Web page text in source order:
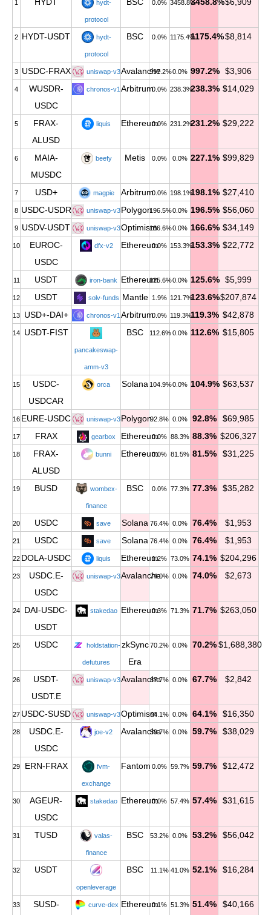
1 hydt-
protocol
0.0% 3458.8%
2 HYDT-USDT hydt-
protocol
BSC 0.0% 1175.4%1175.4%$8,814
3 USDC-FRAX uniswap-v3Avalanche997.2%0.0% 997.2% $3,906
4
WUSDR-
USDC
chronos-v1 Arbitrum0.0% 238.3%238.3% $14,029
5
FRAX-
ALUSD
liquis Ethereum0.0% 231.2%231.2% $29,222
6
MAIA-
MUSDC
beefy Metis 0.0% 0.0% 227.1% $99,829
7 USD+ magpie Arbitrum0.0% 198.1%198.1% $27,410
8 USDC-USDR uniswap-v3Polygon196.5%0.0% 196.5% $56,060
9 USDV-USDT uniswap-v3Optimism166.6%0.0% 166.6% $34,149
10
EUROC-
USDC
dfx-v2 Ethereum0.0% 153.3%153.3% $22,772
11 USDT iron-bank Ethereum125.6%0.0% 125.6% $5,999
12 USDT solv-funds Mantle 1.9% 121.7%123.6%$207,874
13 USD+-DAI+ chronos-v1 Arbitrum0.0% 119.3%119.3% $42,878
14 USDT-FIST
pancakeswap-
amm-v3
BSC 112.6%0.0% 112.6% $15,805
15
USDC-
USDCAR
orca Solana 104.9%0.0% 104.9% $63,537
16 EURE-USDC uniswap-v3Polygon92.8% 0.0% 92.8% $69,985
17 FRAX gearbox Ethereum0.0% 88.3% 88.3% $206,327
18
FRAX-
ALUSD
bunni Ethereum0.0% 81.5% 81.5% $31,225
19 BUSD wombex-
finance
BSC 0.0% 77.3% 77.3% $35,282
20 USDC save Solana 76.4% 0.0% 76.4% $1,953
21 USDC save Solana 76.4% 0.0% 76.4% $1,953
22 DOLA-USDC liquis Ethereum1.2% 73.0% 74.1% $204,296
23
USDC.E-
USDC
uniswap-v3Avalanche
74.0% 0.0% 74.0% $2,673
24
DAI-USDC-
USDT
stakedao Ethereum0.3% 71.3% 71.7% $263,050
25 USDC holdstation-
defutures
zkSync
Era
70.2% 0.0% 70.2% $1,688,380
26
USDT-
USDT.E
uniswap-v3Avalanche
67.7% 0.0% 67.7% $2,842
27 USDC-SUSD uniswap-v3Optimism64.1% 0.0% 64.1% $16,350
28
USDC.E-
USDC
joe-v2 Avalanche
59.7% 0.0% 59.7% $38,029
29 ERN-FRAX fvm-
exchange
Fantom 0.0% 59.7% 59.7% $12,472
30
AGEUR-
USDC
stakedao Ethereum0.0% 57.4% 57.4% $31,615
31 TUSD valas-
finance
BSC 53.2% 0.0% 53.2% $56,042
32 USDT
openleverage
BSC 11.1% 41.0% 52.1% $16,284
33 SUSD- curve-dex Ethereum0.1% 51.3% 51.4% $40,166